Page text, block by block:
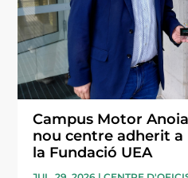
Campus Motor
nou centre adherit a
la Fundació UEA